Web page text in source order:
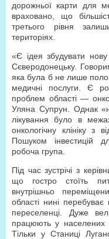
дорожньої карти для
враховано, що
третього рівня
територіях.
«Є ідея збудувати
Сєверодонецьку.
яка була б не лише
медичні послуги. Є
проблем області —
Уляна Супрун. Однак
лікування було в
онкологічну клініку з
Пошуком інвестицій
робоча група.
Під час зустрічі з
що гостро стоїть
внутрішньо
області нині
переселенці. Дуже
працюють у населених
Тільки у Станиці